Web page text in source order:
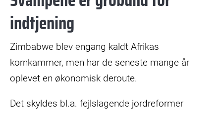
indtjening
Zimbabwe blev engang kaldt Afrikas
kornkammer, men har de seneste mange år
oplevet en økonomisk deroute.
Det skyldes bl.a. fejlslagende jordreformer